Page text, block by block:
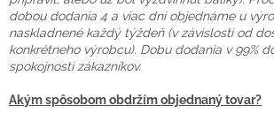
dobou dodania 4 a viac dni objednáme u
naskladnené každý týždeň (v závislosti od
konkrétneho výrobcu). Dobu dodania v 99%
spokojnosti zákazníkov.
Akým spôsobom obdržím objednaný tovar?